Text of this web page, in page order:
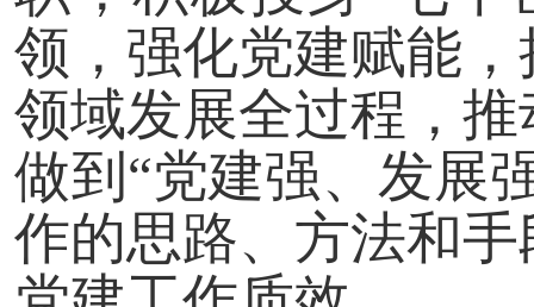
领，强化党建赋能
领域发展全过程，
做到“党建强、发展
作的思路、方法和